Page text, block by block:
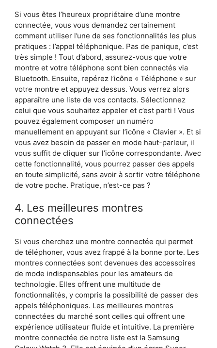
Si vous êtes l’heureux propriétaire d’une montre
connectée, vous vous demandez certainement
comment utiliser l’une de ses fonctionnalités les plus
pratiques : l’appel téléphonique. Pas de panique, c’est
très simple ! Tout d’abord, assurez-vous que votre
montre et votre téléphone sont bien connectés via
Bluetooth. Ensuite, repérez l’icône « Téléphone » sur
votre montre et appuyez dessus. Vous verrez alors
apparaître une liste de vos contacts. Sélectionnez
celui que vous souhaitez appeler et c’est parti ! Vous
pouvez également composer un numéro
manuellement en appuyant sur l’icône « Clavier ». Et si
vous avez besoin de passer en mode haut-parleur, il
vous suffit de cliquer sur l’icône correspondante. Avec
cette fonctionnalité, vous pourrez passer des appels
en toute simplicité, sans avoir à sortir votre téléphone
de votre poche. Pratique, n’est-ce pas ?
4. Les meilleures montres
connectées
Si vous cherchez une montre connectée qui permet
de téléphoner, vous avez frappé à la bonne porte. Les
montres connectées sont devenues des accessoires
de mode indispensables pour les amateurs de
technologie. Elles offrent une multitude de
fonctionnalités, y compris la possibilité de passer des
appels téléphoniques. Les meilleures montres
connectées du marché sont celles qui offrent une
expérience utilisateur fluide et intuitive. La première
montre connectée de notre liste est la Samsung